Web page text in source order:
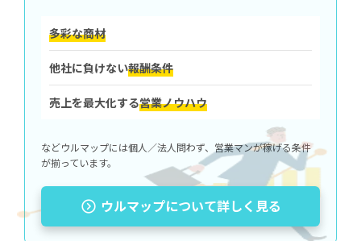
多彩な商材
他社に負けない報酬条件
売上を最大化する営業ノウハウ
などウルマップには個人／法人問わず、営業マンが稼げる条件
が揃っています。
ウルマップについて詳しく見る